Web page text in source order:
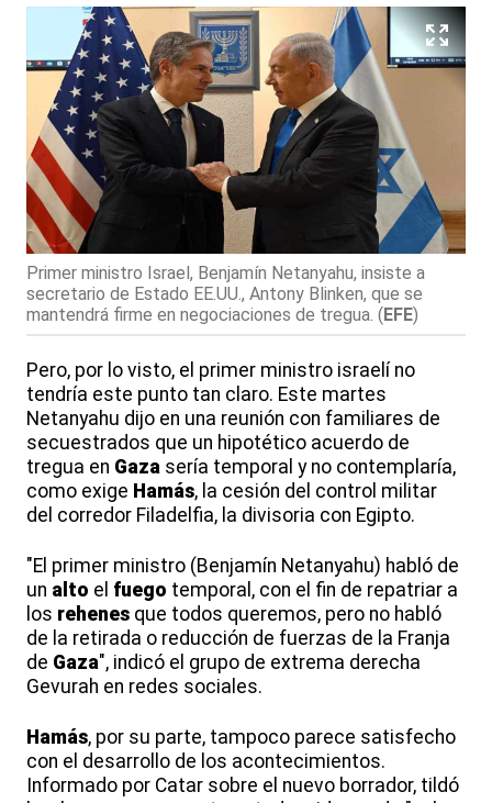
Primer ministro Israel, Benjamín Netanyahu, insiste a
secretario de Estado EE.UU., Antony Blinken, que se
mantendrá firme en negociaciones de tregua. (EFE)
Pero, por lo visto, el primer ministro israelí no
tendría este punto tan claro. Este martes
Netanyahu dijo en una reunión con familiares de
secuestrados que un hipotético acuerdo de
tregua en Gaza sería temporal y no contemplaría,
como exige Hamás, la cesión del control militar
del corredor Filadelfia, la divisoria con Egipto.
"El primer ministro (Benjamín Netanyahu) habló de
un alto el fuego temporal, con el fin de repatriar a
los rehenes que todos queremos, pero no habló
de la retirada o reducción de fuerzas de la Franja
de Gaza", indicó el grupo de extrema derecha
Gevurah en redes sociales.
Hamás, por su parte, tampoco parece satisfecho
con el desarrollo de los acontecimientos.
Informado por Catar sobre el nuevo borrador, tildó